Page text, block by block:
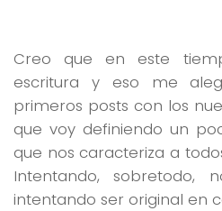
Creo que en este
escritura y eso me
primeros posts con los
que voy definiendo un
que nos caracteriza a
Intentando,
intentando ser original en